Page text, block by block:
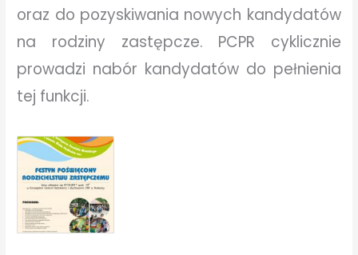
oraz do pozyskiwania nowych kandydatów
na rodziny zastępcze. PCPR cyklicznie
prowadzi nabór kandydatów do pełnienia
tej funkcji.